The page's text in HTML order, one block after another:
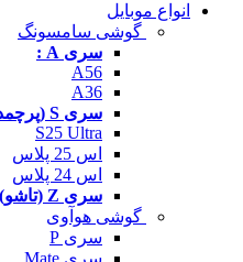
انواع موبایل
گوشی سامسونگ
سری A :
A56
A36
سری S (پرچمدار) :
S25 Ultra
اس 25 پلاس
اس 24 پلاس
سری Z (تاشو) :
گوشی هوآوی
سری P